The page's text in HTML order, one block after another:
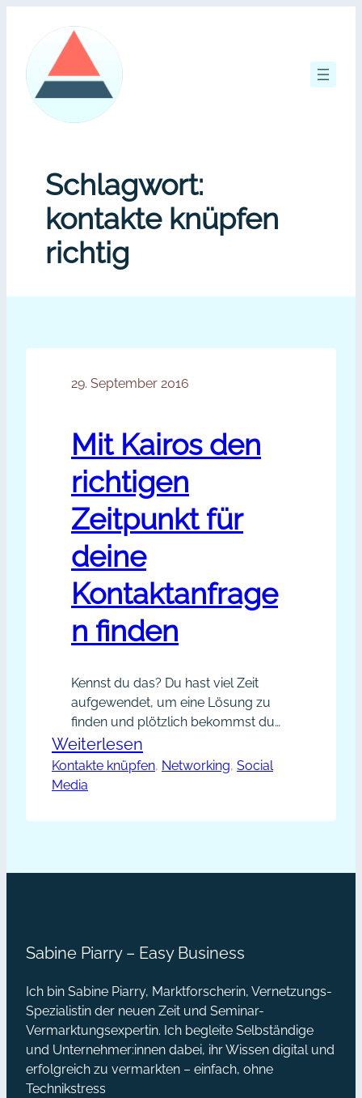
springen
Schlagwort:
kontakte knüpfen
richtig
29. September 2016
Mit Kairos den
richtigen
Zeitpunkt für
deine
Kontaktanfrage
n finden
Kennst du das? Du hast viel Zeit
aufgewendet, um eine Lösung zu
finden und plötzlich bekommst du
einen entscheidenden Hinweis und
alle Knoten in deinem Hirn lösen sich
wie von selbst auf? Meinem Mann
so bei der Suche nach einem
Weiterlesen
Mit
den
finden
Kontakte knüpfen, Networking, Social
Media
Sabine Piarry – Easy Business
Ich bin Sabine Piarry, Marktforscherin, Vernetzungs-
Spezialistin der neuen Zeit und Seminar-
Vermarktungsexpertin. Ich begleite Selbständige
und Unternehmer:innen dabei, ihr Wissen digital und
erfolgreich zu vermarkten – einfach, ohne
Technikstress